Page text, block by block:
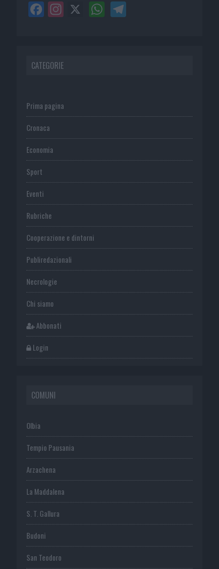
CATEGORIE
Prima pagina
Cronaca
Economia
Sport
Eventi
Rubriche
Cooperazione e dintorni
Publiredazionali
Necrologie
Chi siamo
Abbonati
Login
COMUNI
Olbia
Tempio Pausania
Arzachena
La Maddalena
S. T. Gallura
Budoni
San Teodoro